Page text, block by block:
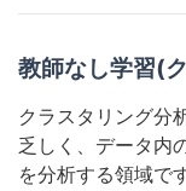
教師なし学習(
クラスタリング分
乏しく、データ内
を分析する領域で